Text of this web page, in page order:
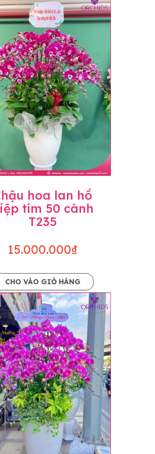
được với người
nhau (tùy vào chi phí
lòng chủ động hỏi lại
hoa lan hồ
tím 50 cành
T235
15.000.000₫
CHO VÀO GIỎ HÀNG